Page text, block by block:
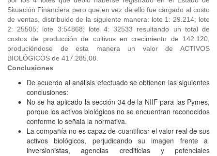
Situación Financiera pero que en vez de ello fue cargado al costo
de ventas, distribuido de la siguiente manera: lote 1: 29.214; lote
2: 25505; lote 3:54868; lote 4: 32533 resultando un total de
costos de producción de cultivos en crecimiento de 142.120,
produciéndose de esta manera un valor de ACTIVOS
BIOLÓGICOS de 417.285,08.
Conclusiones
De acuerdo al análisis efectuado se obtienen las siguientes
conclusiones:
No se ha aplicado la sección 34 de la NIIF para las Pymes,
porque los activos biológicos no se encuentran reconocidos
conforme lo señala la normativa.
La compañía no es capaz de cuantificar el valor real de sus
activos biológicos, perjudicando su imagen frente a
inversionistas, agencias crediticias y potenciales